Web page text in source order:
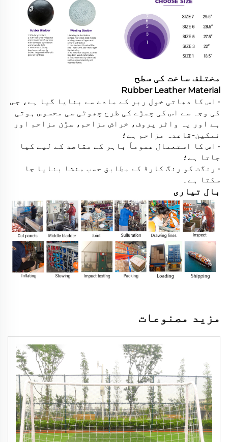
مختلف ساخت کی سطح
Rubber Leather Material
• اس کا دھاتی خول ربر کے مادے سے بنایا گیا ہے، جس
کی وجہ سے اس کی چمڑے کی طرح چھوٹی سی محسوس ہوتی
ہے اور یہ واٹر پروف، خراش مزاحم، سڑن مزاحم اور
نمکین-قاعدہ مزاحم ہے؛
• اس کا استعمال عموماً باہر کے مقاصد کے لیے کیا
جاتا ہے؛
• رنگت کو رنگ کارڈ کے مطابق حسب منشا بنایا جا
سکتا ہے۔
بال تیاری
مزید مصنوعات